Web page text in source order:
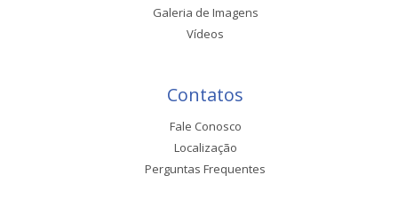
Galeria de Imagens
Vídeos
Contatos
Fale Conosco
Localização
Perguntas Frequentes